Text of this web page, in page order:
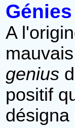
A
genius
positif
désigna